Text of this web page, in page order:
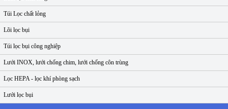
Túi Lọc chất lỏng
Lõi lọc bụi
Túi lọc bụi công nghiệp
Lưới INOX, lưới chống chim, lưới chống côn trùng
Lọc HEPA - lọc khí phòng sạch
Lưới lọc bụi